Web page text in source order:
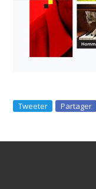
Tweeter Partager